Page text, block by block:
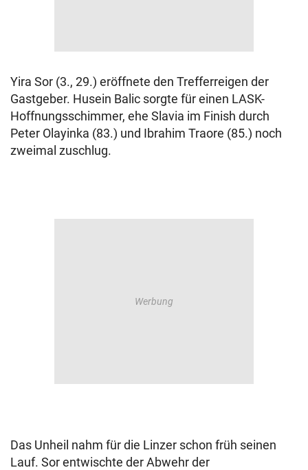
Yira Sor (3., 29.) eröffnete den Trefferreigen der
Gastgeber. Husein Balic sorgte für einen LASK-
Hoffnungsschimmer, ehe Slavia im Finish durch
Peter Olayinka (83.) und Ibrahim Traore (85.) noch
zweimal zuschlug.
Das Unheil nahm für die Linzer schon früh seinen
Lauf. Sor entwischte der Abwehr der